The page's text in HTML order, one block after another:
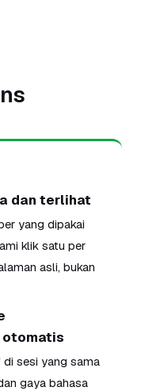
dan terlihat
yang dipakai
klik satu per
asli, bukan
otomatis
sesi yang sama
gaya bahasa